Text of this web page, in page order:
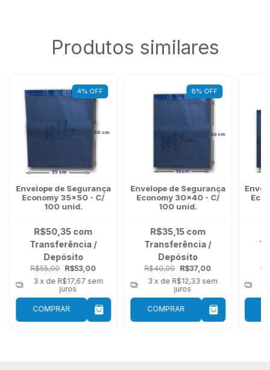
Produtos similares
4% OFF
Envelope de Segurança
Economy 35x50 - C/
100 unid.
R$55,00 R$53,00
R$50,35 com
Transferência /
Depósito
3 x de R$17,67 sem
juros
COMPRAR
8% OFF
Envelope de Segurança
Economy 30x40 - C/
100 unid.
R$40,00 R$37,00
R$35,15 com
Transferência /
Depósito
3 x de R$12,33 sem
juros
COMPRAR